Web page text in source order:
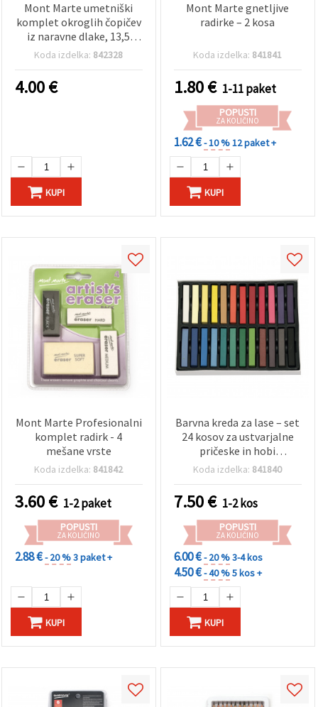
Mont Marte umetniški
komplet okroglih čopičev
iz naravne dlake, 13,5
mm, 16 mm, 18 mm – 3
Koda izdelka: 842328
4.00€
KUPI
Mont Marte gnetljive
radirke – 2 kosa
Koda izdelka: 841841
1.80€ 1-11 paket
POPUSTI
ZA KOLIČINO
1.62 €- 10 %12 paket +
KUPI
Mont Marte Profesionalni
komplet radirk - 4
mešane vrste
Koda izdelka: 841842
3.60€ 1-2 paket
POPUSTI
ZA KOLIČINO
2.88 €- 20 %3 paket +
KUPI
Barvna kreda za lase – set
24 kosov za ustvarjalne
pričeske in hobi
ustvarjanje
Koda izdelka: 841840
7.50€ 1-2 kos
POPUSTI
ZA KOLIČINO
6.00 €- 20 %3-4 kos
4.50 €- 40 %5 kos +
KUPI